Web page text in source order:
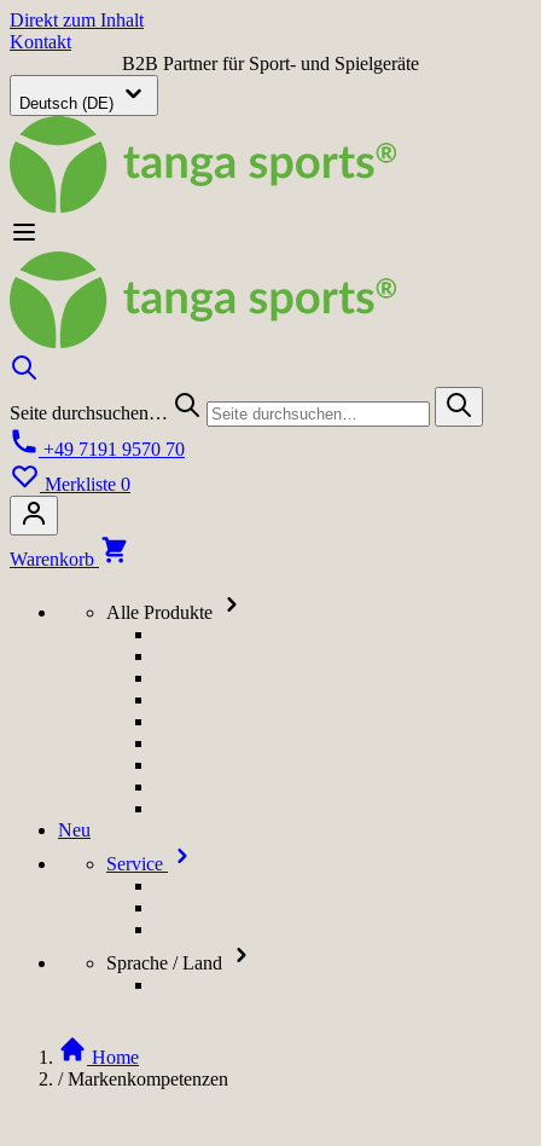
Direkt zum Inhalt
Kontakt
B2B Partner für Sport- und Spielgeräte
Deutsch (DE)
Seite durchsuchen…
+49 7191 9570 70
Merkliste 0
Warenkorb
Alle Produkte
Neu
Service
Sprache / Land
Home
/ Markenkompetenzen